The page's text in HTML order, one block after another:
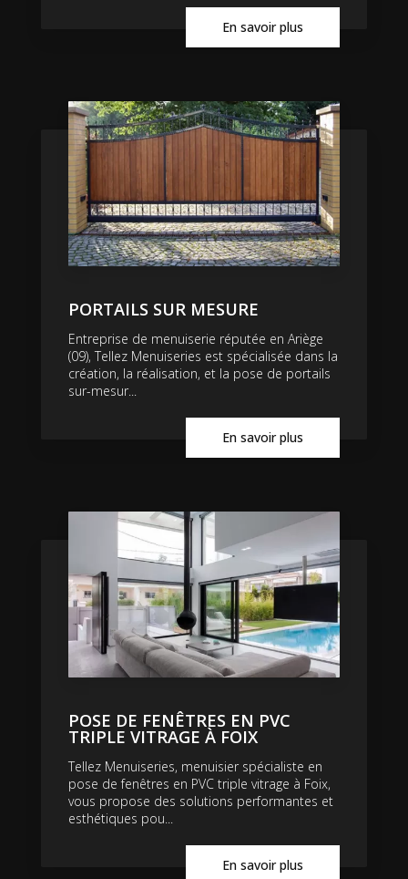
En savoir plus
PORTAILS SUR MESURE
Entreprise de menuiserie réputée en Ariège
(09), Tellez Menuiseries est spécialisée dans la
création, la réalisation, et la pose de portails
sur-mesur...
En savoir plus
POSE DE FENÊTRES EN PVC
TRIPLE VITRAGE À FOIX
Tellez Menuiseries, menuisier spécialiste en
pose de fenêtres en PVC triple vitrage à Foix,
vous propose des solutions performantes et
esthétiques pou...
En savoir plus